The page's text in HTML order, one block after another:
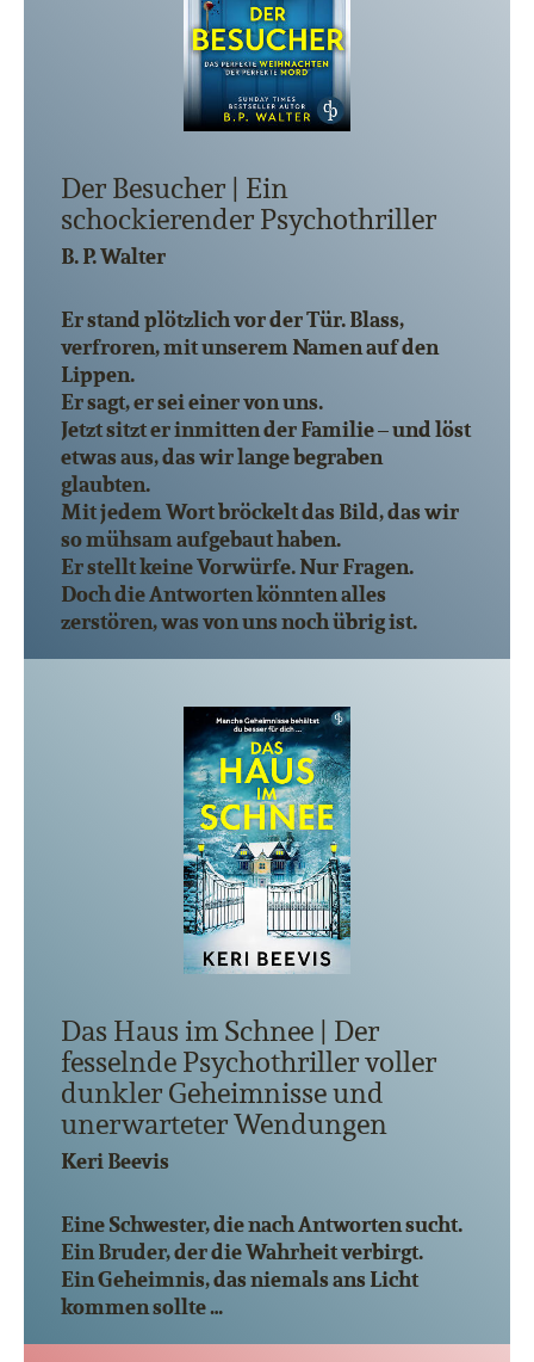
Der Besucher | Ein
schockierender Psychothriller
B. P. Walter
Er stand plötzlich vor der Tür. Blass,
verfroren, mit unserem Namen auf den
Lippen.
Er sagt, er sei einer von uns.
Jetzt sitzt er inmitten der Familie – und löst
etwas aus, das wir lange begraben
glaubten.
Mit jedem Wort bröckelt das Bild, das wir
so mühsam aufgebaut haben.
Er stellt keine Vorwürfe. Nur Fragen.
Doch die Antworten könnten alles
zerstören, was von uns noch übrig ist.
Das Haus im Schnee | Der
fesselnde Psychothriller voller
dunkler Geheimnisse und
unerwarteter Wendungen
Keri Beevis
Eine Schwester, die nach Antworten sucht.
Ein Bruder, der die Wahrheit verbirgt.
Ein Geheimnis, das niemals ans Licht
kommen sollte …